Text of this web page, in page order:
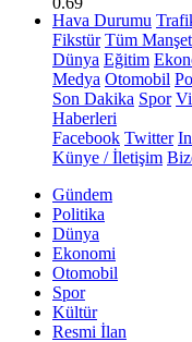
Hava Durumu
Fikstür Tüm
Dünya Eğitim
Medya Otomobil
Son Dakika Spor
Haberleri
Facebook Twitter
Künye / İletişim
Gündem
Politika
Dünya
Ekonomi
Otomobil
Spor
Kültür
Resmi İlan